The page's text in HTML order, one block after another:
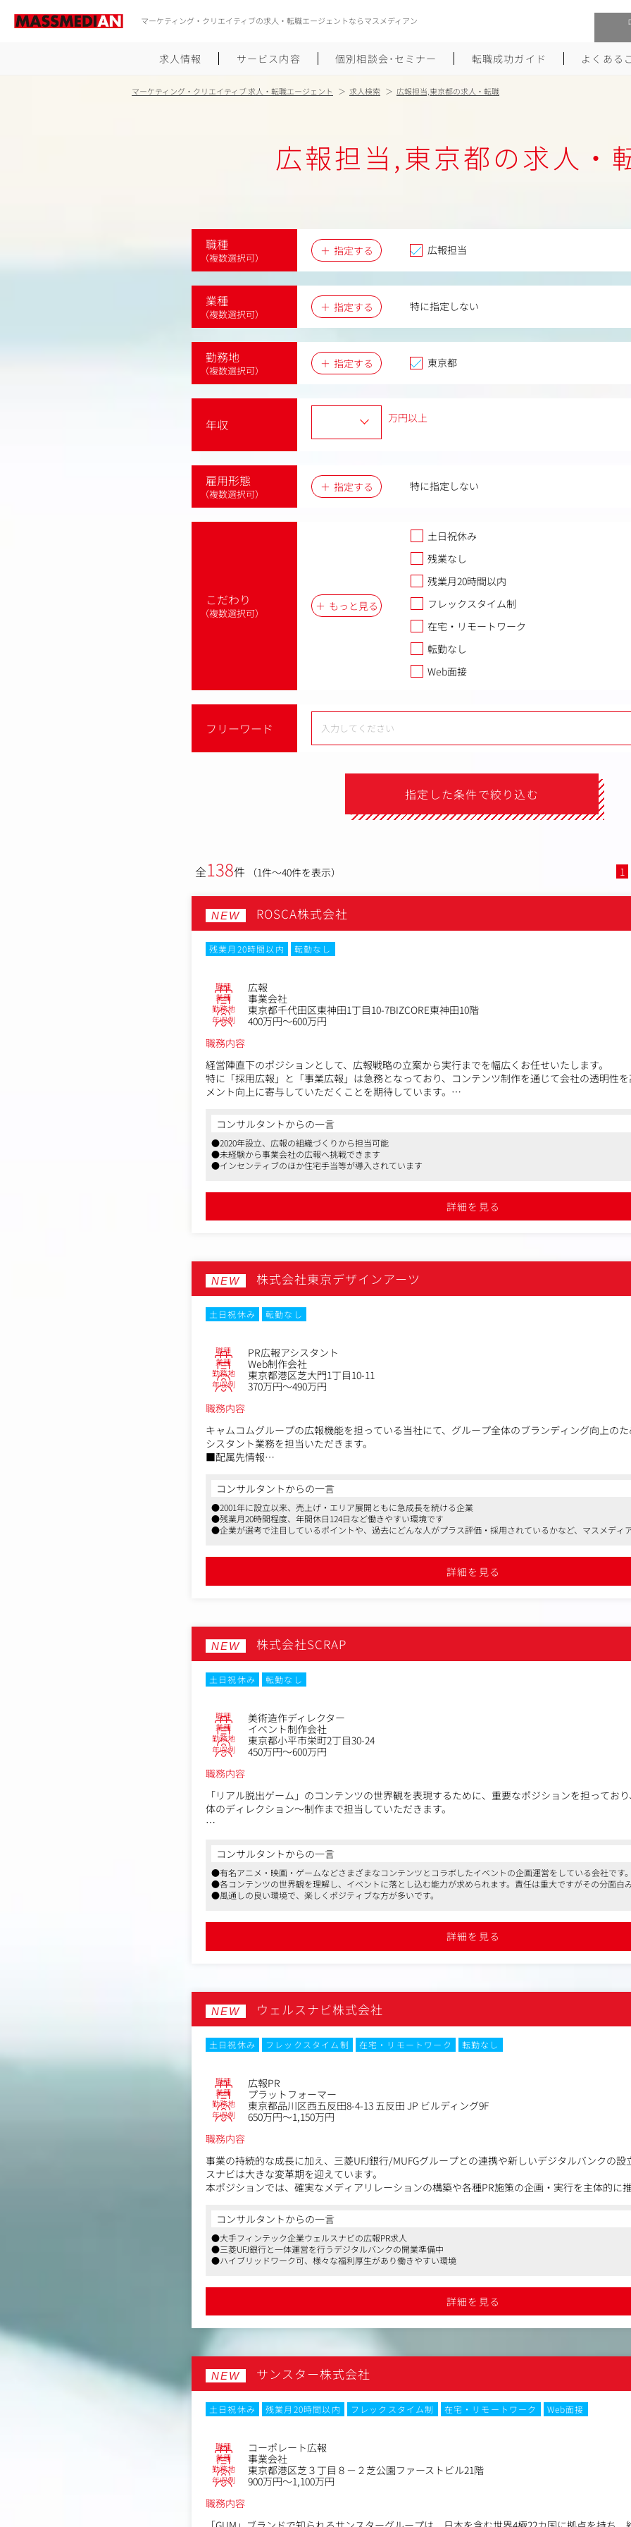
マーケティング・クリエイティブの求人・転職エージェントならマスメディアン
求人情報 サービス内容 個別相談会･セミナー 転職成功ガイド
履歴書のつくり方
面接対策
未経験から広告業界への転職
大手広告会社への転職
Uターン･Iターン転職
よくある
マーケティング・クリエイティブ 求人・転職エージェント 求人検索 広報担当,東京都の求人・転職
広報担当,東京都の求人・
職種
（複数選択可）
指定する 広報担当
業種
（複数選択可）
指定する 特に指定しない
勤務地
（複数選択可）
指定する 東京都
年収 万円以上
雇用形態
（複数選択可）
指定する 特に指定しない
こだわり
（複数選択可）
もっと見る
土日祝休み
残業なし
残業月20時間以内
フレックスタイム制
在宅・リモートワーク
転勤なし
Web面接
フリーワード
指定した条件で絞り込む
全138件 （1件～40件を表示） 1
NEW ROSCA株式会社
残業月20時間以内
転勤なし
職種 広報
業種 事業会社
勤務地 東京都千代田区東神田1丁目10-7BIZCORE東神田10階
年収例
400万円～600万円
職務内容
経営陣直下のポジションとして、広報戦略の立案から実行までを幅広くお任せいたします。
特に「採用広報」と「事業広報」は急務となっており、コンテンツ制作を通じて会社の透明性
メント向上に寄与していただくことを期待しています。
＜具体的な業務内容＞
1.採用広報・コンテンツ制作（最優先ミッション）
・採用オウンドメディアやSNS等の企画・運営
・社員インタビュー、社内制度紹介記事などの作成・発信
・ROSCAの「良さ」や「カルチャー」の言語化・可視化
■本ポジションの魅力
経営と直結した「攻め」の広報活動
経営陣と近い距離で、単なる情報発信に留まらず、経営戦略に基づいた広報施策を裁量を持って
急成長中の組織において、MVVの浸透や採用ブランディングなど、組織の根幹に関わる部分にダ
「何を発信するか」だけでなく「どういう会社でありたいか」を共に考えられる環境です。
■採用背景
同社は現在、IT人材支援・採用コンサルティング事業において急成長を遂げています。
ります。
この「まだ言語化されていない熱量」をキャッチアップし、社外へ届けるコンテンツへと昇華
顧客の懐に飛び込み、本質的なニーズを引き出してきた「営業経験者」の視点が不可欠だと考え
コンサルタントからの一言
●2020年設立、広報の組織づくりから担当可能
●未経験から事業会社の広報へ挑戦できます
●インセンティブのほか住宅手当等が導入されています
詳細を見る
NEW 株式会社東京デザインアーツ
土日祝休み
転勤なし
職種 PR広報アシスタント
業種 Web制作会社
勤務地 東京都港区芝大門1丁目10-11
年収例
370万円～490万円
職務内容
キャムコムグループの広報機能を担っている当社にて、グループ全体のブランディング向上の
シスタント業務を担当いただきます。
■配属先情報
■業務詳細
広報メンバーが担当している下記業務のアシスタントをお任せいたします。 ーーーーーーーー
・メディアリサーチ
・プレスリリース（企画～配信までの一連業務）
・メディアリレーション（取材対応、メディアとの情報調整など）
コンサルタントからの一言
●2001年に設立以来、売上げ・エリア展開ともに急成長を続ける企業
●残業月20時間程度、年間休日124日など働きやすい環境です
●企業が選考で注目しているポイントや、過去にどんな人がプラス評価・採用されているかなど、マスメディ
詳細を見る
NEW 株式会社SCRAP
土日祝休み
転勤なし
職種 美術造作ディレクター
業種 イベント制作会社
勤務地 東京都小平市栄町2丁目30-24
年収例
450万円～600万円
職務内容
「リアル脱出ゲーム」のコンテンツの世界観を表現するために、重要なポジションを担ってお
体のディレクション～制作まで担当していただきます。
人気のゲームや映画、コミックやアニメとコラボした世界観を造り上げることも、この仕事の面
ぜひ、貴方も一緒に面白いものをつくりませんか？
＜具体的な仕事内容＞
公演に向けて、セットの施工や内装施工に関するディレクション及び実作業をしていただきます。
ゲームの世界観を表現する、すべてのディレクション、実作業を行います。
壁や扉など大きいものの制作のほか、小道具の制作まで担当します。
■コンテンツチームのアイディアを具現化、又は、美術的観点からアイディア参加
■社内外スタッフの管理・ディレクション
協力会社様や、社内外のメンバーへの指示出しや進捗管理などをお任せします。
■クオリティ・コントロール
仕上がりのクオリティが自信を持って世に出せる水準になっているか、常に精査し、責任をも
ただきます。
★先輩インタビューは以下よりご覧いただけます。
https://www.scrapmagazine.com/recruit/position-artproductor.html
コンサルタントからの一言
●有名アニメ・映画・ゲームなどさまざまなコンテンツとコラボしたイベントの企画運営をしている会社です。
●各コンテンツの世界観を理解し、イベントに落とし込む能力が求められます。責任は重大ですがその分面白み
●風通しの良い環境で、楽しくポジティブな方が多いです。
詳細を見る
NEW ウェルスナビ株式会社
土日祝休み フレックスタイム制 在宅・リモートワーク
転勤なし
職種 広報PR
業種 プラットフォーマー
勤務地 東京都品川区西五反田8-4-13 五反田 JP ビルディング9F
年収例
650万円～1,150万円
職務内容
事業の持続的な成長に加え、三菱UFJ銀行/MUFGグループとの連携や新しいデジタルバンクの設
スナビは大きな変革期を迎えています。
本ポジションでは、確実なメディアリレーションの構築や各種PR施策の企画・実行を主体的に
〈業務内容〉
事業成長や新たな取り組みに伴い、社内外のステークホルダーとの強固な信頼関係を構築するた
報活動を推進していただきます。
●PR施策の実行（プレスリリースの執筆・配信、記者会見・イベントの企画運営）
コンサルタントからの一言
●大手フィンテック企業ウェルスナビの広報PR求人
●三菱UFJ銀行と一体運営を行うデジタルバンクの開業準備中
●ハイブリッドワーク可、様々な福利厚生があり働きやすい環境
詳細を見る
NEW サンスター株式会社
土日祝休み 残業月20時間以内 フレックスタイム制 在宅・リモートワーク
Web面接
職種 コーポレート広報
業種 事業会社
勤務地 東京都港区芝３丁目８－２芝公園ファーストビル21階
年収例
900万円～1,100万円
職務内容